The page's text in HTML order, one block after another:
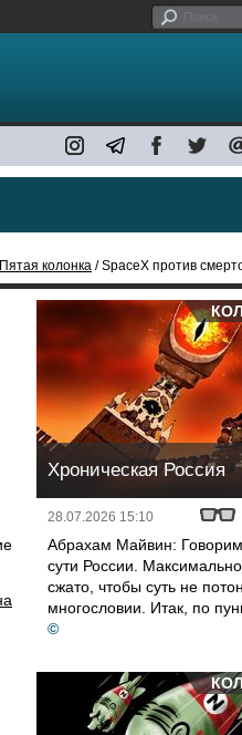
Пятая колонка / SpaceX против
Хроническая Россия
28.07.2026 15:10
Абрахам Майвин:
сути России. Максимально
сжато, чтобы суть не
многословии. Итак, по
©